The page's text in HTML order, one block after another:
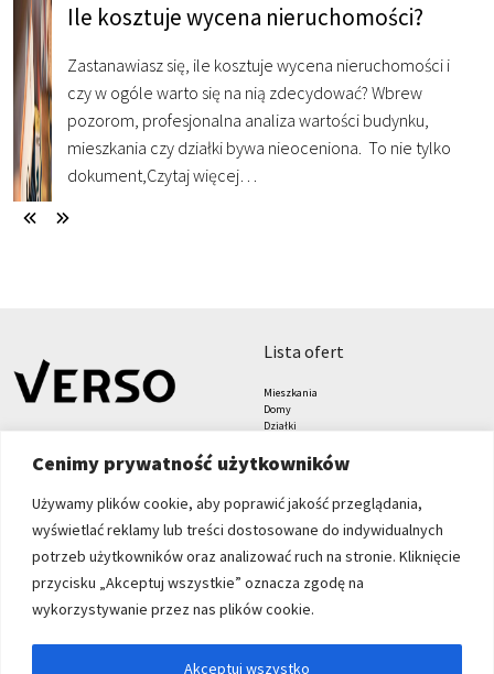
Cenimy prywatność użytkowników
Używamy plików cookie, aby poprawić jakość przeglądania,
wyświetlać reklamy lub treści dostosowane do indywidualnych
potrzeb użytkowników oraz analizować ruch na stronie. Kliknięcie
przycisku „Akceptuj wszystkie” oznacza zgodę na
wykorzystywanie przez nas plików cookie.
Akceptuj wszystko
Ile kosztuje wycena nieruchomości?
Zastanawiasz się, ile kosztuje wycena nieruchomości i
czy w ogóle warto się na nią zdecydować? Wbrew
pozorom, profesjonalna analiza wartości budynku,
mieszkania czy działki bywa nieoceniona. To nie tylko
dokument, Czytaj więcej…
lista ofert
Mieszkania
Domy
Działki
Biura
Hale i magazyny
znajdziesz nas tu formularze
Zgłoś nieruchomość
Zleć poszukiwanie
Blog
Verso Nieruchomości sp. z